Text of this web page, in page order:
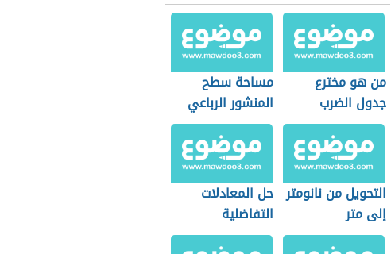
من هو مخترع
جدول الضرب
مساحة سطح
المنشور الرباعي
التحويل من نانومتر
إلى متر
حل المعادلات
التفاضلية